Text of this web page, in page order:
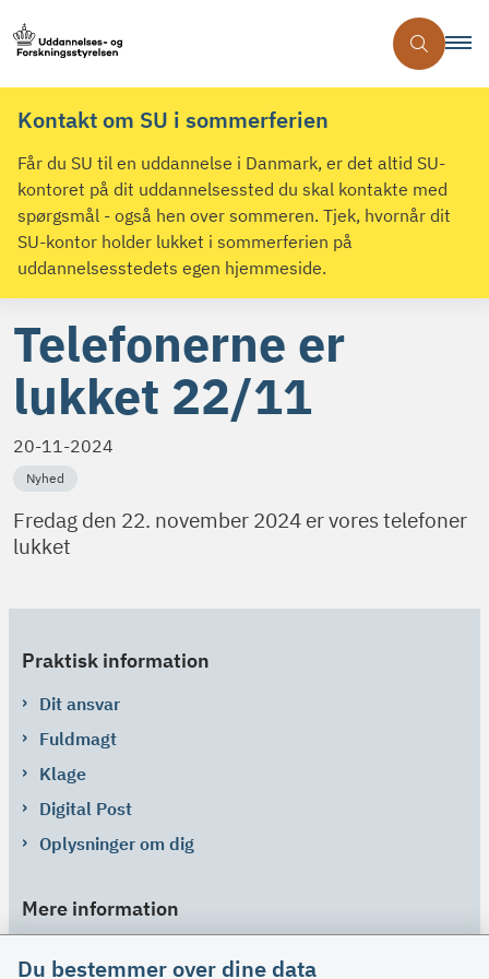
Kontakt om SU i sommerferien
Får du SU til en uddannelse i Danmark, er det altid SU-
kontoret på dit uddannelsessted du skal kontakte med
spørgsmål - også hen over sommeren. Tjek, hvornår dit
SU-kontor holder lukket i sommerferien på
uddannelsesstedets egen hjemmeside.
Telefonerne er
lukket 22/11
20-11-2024
Nyhed
Fredag den 22. november 2024 er vores telefoner
lukket
Praktisk information
Dit ansvar
Fuldmagt
Klage
Digital Post
Oplysninger om dig
Mere information
Du bestemmer over dine data